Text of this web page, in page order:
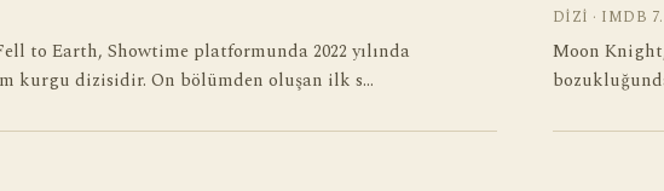
to Earth, Showtime platformunda 2022 yılında
kurgu dizisidir. On bölümden oluşan ilk s…
DIZI · IMDB
Moon